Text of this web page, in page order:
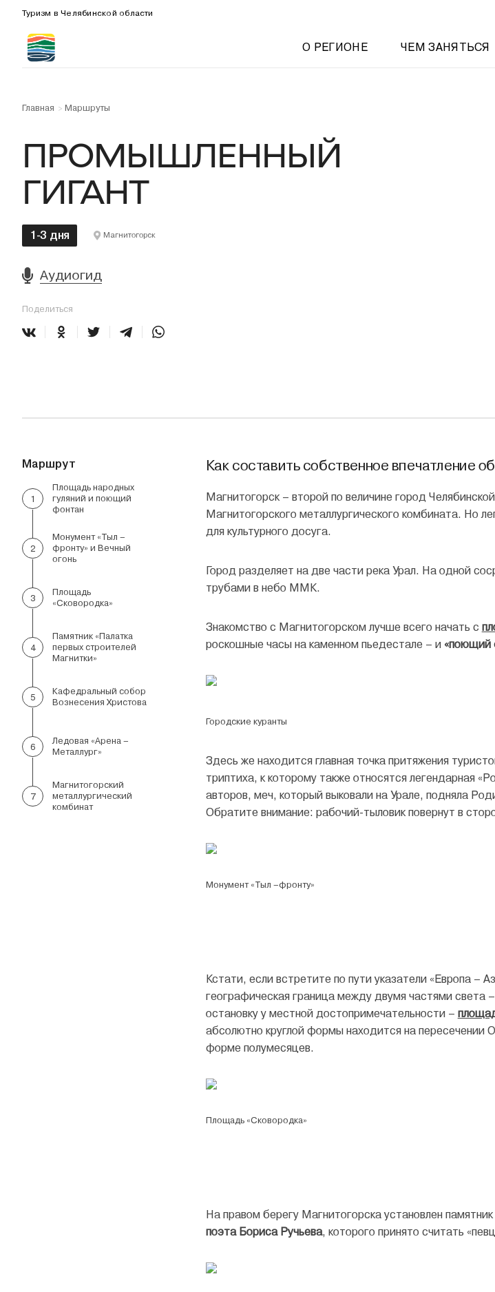
Туризм в Челябинской области
О РЕГИОНЕ ЧЕМ ЗАНЯТЬСЯ
Главная > Маршруты
ПРОМЫШЛЕННЫЙ
ГИГАНТ
1-3 дня Магнитогорск
Аудиогид
Поделиться
Маршрут
1
Площадь народных
гуляний и поющий
фонтан
2
Монумент «Тыл –
фронту» и Вечный
огонь
3
Площадь
«Сковородка»
4
Памятник «Палатка
первых строителей
Магнитки»
5
Кафедральный собор
Вознесения Христова
6
Ледовая «Арена –
Металлург»
7
Магнитогорский
металлургический
комбинат
Как составить собственное впечатление
Магнитогорск – второй по величине город
Магнитогорского металлургического комбината. Но
для культурного досуга.
Город разделяет на две части река Урал. На одной
трубами в небо ММК.
Знакомство с Магнитогорском лучше всего начать с
роскошные часы на каменном пьедестале – и «поющий
Городские куранты
Здесь же находится главная точка притяжения
триптиха, к которому также относятся легендарная
авторов, меч, который выковали на Урале, подняла
Обратите внимание: рабочий-тыловик повернут в
Монумент «Тыл –фронту»
Кстати, если встретите по пути указатели «Европа –
географическая граница между двумя частями
остановку у местной достопримечательности –
абсолютно круглой формы находится на пересечении
форме полумесяцев.
Площадь «Сковородка»
На правом берегу Магнитогорска установлен памятник
поэта Бориса Ручьева, которого принято считать